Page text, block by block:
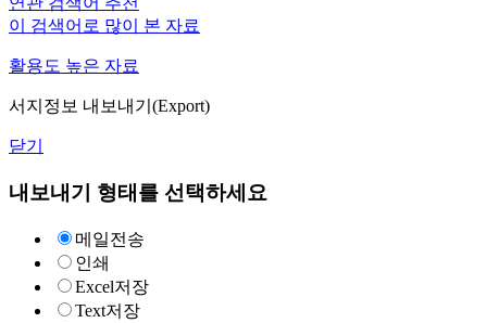
이 검색어로 많이 본 자료
활용도 높은 자료
서지정보 내보내기(Export)
닫기
내보내기 형태를 선택하세요
메일전송
인쇄
Excel저장
Text저장